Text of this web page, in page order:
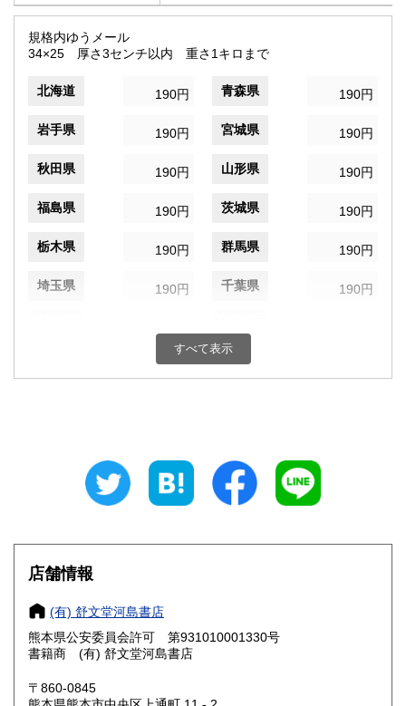
規格内ゆうメール
34×25 厚さ3センチ以内 重さ1キロまで
北海道 190円 青森県 190円
岩手県 190円 宮城県 190円
秋田県 190円 山形県 190円
福島県 190円 茨城県 190円
栃木県 190円 群馬県 190円
埼玉県 190円 千葉県 190円
190円 富山県
190円 静岡県
奈良県 190円 和歌山県
すべて表示
店舗情報
(有) 舒文堂河島書店
熊本県公安委員会許可 第931010001330号
書籍商 (有) 舒文堂河島書店
〒860-0845